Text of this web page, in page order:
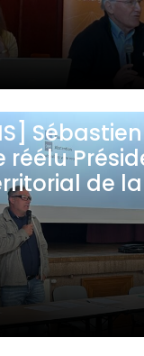
Sébastien
réélu
de